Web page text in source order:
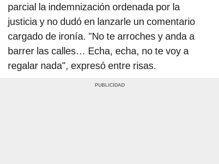
parcial la indemnización ordenada por la
justicia y no dudó en lanzarle un comentario
cargado de ironía. "No te arroches y anda a
barrer las calles… Echa, echa, no te voy a
regalar nada", expresó entre risas.